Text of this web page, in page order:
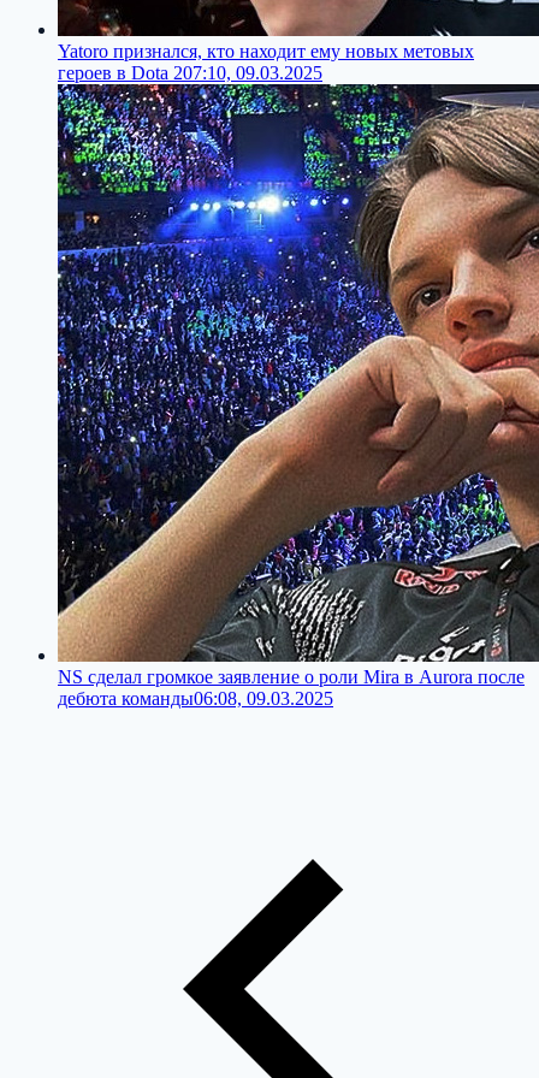
Yatoro признался, кто находит ему новых метовых
героев в Dota 207:10, 09.03.2025
NS сделал громкое заявление о роли Mira в Aurora после
дебюта команды06:08, 09.03.2025